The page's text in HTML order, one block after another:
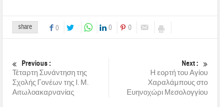
share 0 0 0
Previous :
Τέταρτη Συνάντηση της
Σχολής Γονέων της Ι. Μ.
Αιτωλοακαρνανίας
Next :
Η εορτή του Αγίου
Χαραλάμπους στο
Ευηνοχώρι Μεσολογγίου